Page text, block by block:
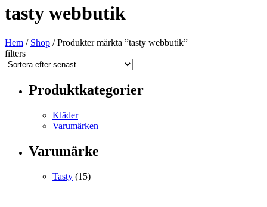
tasty webbutik
Hem / Shop / Produkter märkta ”tasty webbutik”
filters
Produktkategorier
Kläder
Varumärken
Varumärke
Tasty (15)